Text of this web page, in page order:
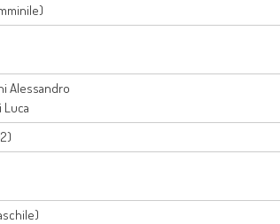
Alessandro
Luca